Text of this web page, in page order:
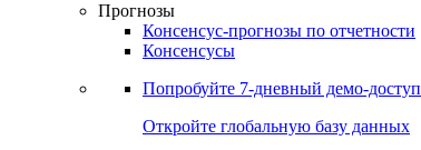
Прогнозы
Консенсус-прогнозы по отчетности
Консенсусы
Попробуйте 7-дневный демо-доступ
Откройте глобальную базу данных